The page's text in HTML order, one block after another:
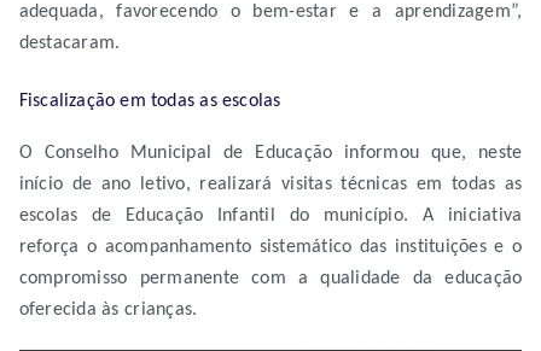
adequada, favorecendo o bem-estar e a aprendizagem”,
destacaram.
Fiscalização em todas as escolas
O Conselho Municipal de Educação informou que, neste
início de ano letivo, realizará visitas técnicas em todas as
escolas de Educação Infantil do município. A iniciativa
reforça o acompanhamento sistemático das instituições e o
compromisso permanente com a qualidade da educação
oferecida às crianças.